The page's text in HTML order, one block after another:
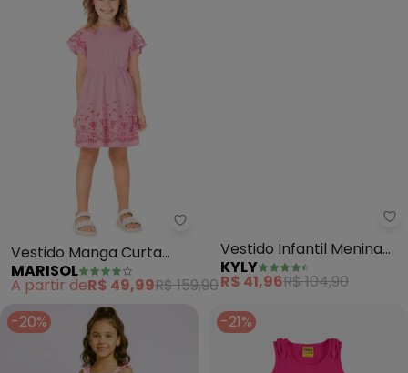
Marisol - Vestido Manga Curta
Vestido Manga Curta
Infantil Feminino (Rosa)
MARISOL
A partir deR$ 49,99R$ 159,90
Vestido Infantil Menina
Borboletas (Rosa)
KYLY
R$ 41,96R$ 104,90
-20%
-21%